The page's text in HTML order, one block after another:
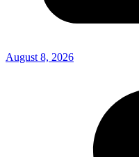
August 8, 2026